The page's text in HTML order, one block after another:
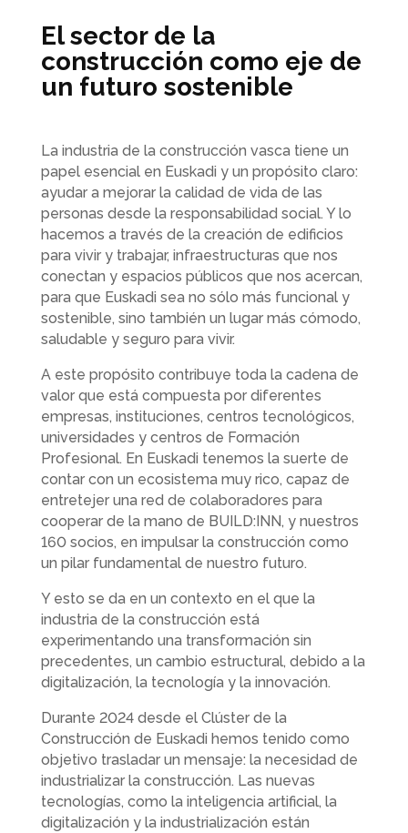
El sector de la
construcción como eje de
un futuro sostenible
La industria de la construcción vasca tiene un
papel esencial en Euskadi y un propósito claro:
ayudar a mejorar la calidad de vida de las
personas desde la responsabilidad social. Y lo
hacemos a través de la creación de edificios
para vivir y trabajar, infraestructuras que nos
conectan y espacios públicos que nos acercan,
para que Euskadi sea no sólo más funcional y
sostenible, sino también un lugar más cómodo,
saludable y seguro para vivir.
A este propósito contribuye toda la cadena de
valor que está compuesta por diferentes
empresas, instituciones, centros tecnológicos,
universidades y centros de Formación
Profesional. En Euskadi tenemos la suerte de
contar con un ecosistema muy rico, capaz de
entretejer una red de colaboradores para
cooperar de la mano de BUILD:INN, y nuestros
160 socios, en impulsar la construcción como
un pilar fundamental de nuestro futuro.
Y esto se da en un contexto en el que la
industria de la construcción está
experimentando una transformación sin
precedentes, un cambio estructural, debido a la
digitalización, la tecnología y la innovación.
Durante 2024 desde el Clúster de la
Construcción de Euskadi hemos tenido como
objetivo trasladar un mensaje: la necesidad de
industrializar la construcción. Las nuevas
tecnologías, como la inteligencia artificial, la
digitalización y la industrialización están